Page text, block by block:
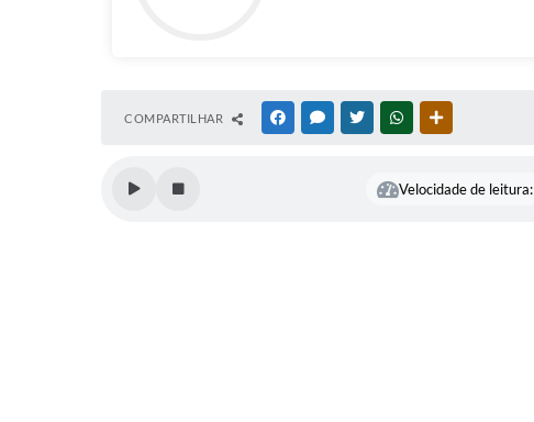
COMPARTILHAR FACEBOOKMESSENGER
TWITTERWHATSAPP
Velocidade de leitura: